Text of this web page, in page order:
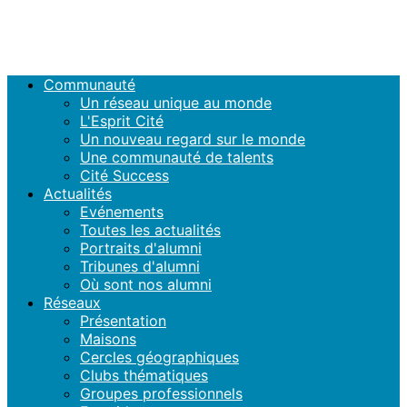
Communauté
Un réseau unique au monde
L'Esprit Cité
Un nouveau regard sur le monde
Une communauté de talents
Cité Success
Actualités
Evénements
Toutes les actualités
Portraits d'alumni
Tribunes d'alumni
Où sont nos alumni
Réseaux
Présentation
Maisons
Cercles géographiques
Clubs thématiques
Groupes professionnels